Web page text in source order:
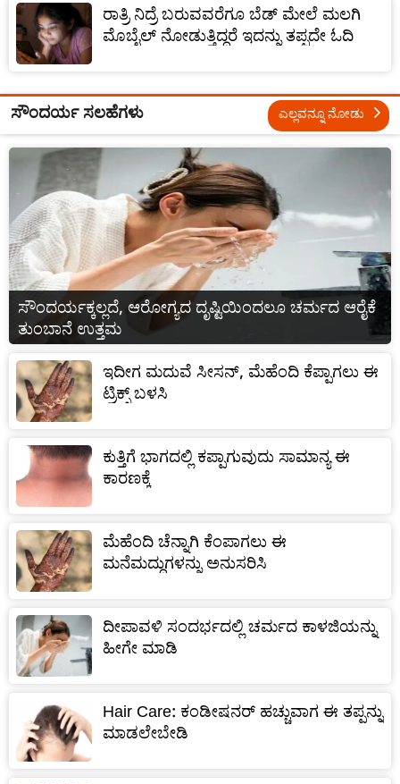
ರಾತ್ರಿ ನಿದ್ರೆ ಬರುವವರೆಗೂ ಬೆಡ್ ಮೇಲೆ ಮಲಗಿ
ಮೊಬೈಲ್ ನೋಡುತ್ತಿದ್ದರೆ ಇದನ್ನು ತಪ್ಪದೇ ಓದಿ
ಸೌಂದರ್ಯ ಸಲಹೆಗಳು ಎಲ್ಲವನ್ನೂ ನೋಡು
ಸೌಂದರ್ಯಕ್ಕಲ್ಲದೆ, ಆರೋಗ್ಯದ ದೃಷ್ಟಿಯಿಂದಲೂ ಚರ್ಮದ ಆರೈಕೆ
ತುಂಬಾನೆ ಉತ್ತಮ
ಇದೀಗ ಮದುವೆ ಸೀಸನ್‌, ಮೆಹೆಂದಿ ಕೆಪ್ಪಾಗಲು ಈ
ಟ್ರಿಕ್ಸ್ ಬಳಸಿ
ಕುತ್ತಿಗೆ ಭಾಗದಲ್ಲಿ ಕಪ್ಪಾಗುವುದು ಸಾಮಾನ್ಯ ಈ
ಕಾರಣಕ್ಕೆ
ಮೆಹೆಂದಿ ಚೆನ್ನಾಗಿ ಕೆಂಪಾಗಲು ಈ
ಮನೆಮದ್ದುಗಳನ್ನು ಅನುಸರಿಸಿ
ದೀಪಾವಳಿ ಸಂದರ್ಭದಲ್ಲಿ ಚರ್ಮದ ಕಾಳಜಿಯನ್ನು
ಹೀಗೇ ಮಾಡಿ
Hair Care: ಕಂಡೀಷನರ್ ಹಚ್ಚುವಾಗ ಈ ತಪ್ಪನ್ನು
ಮಾಡಲೇಬೇಡಿ